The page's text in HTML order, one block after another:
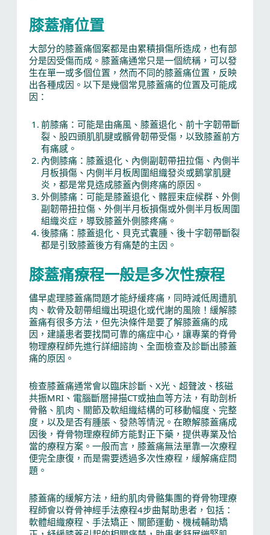
膝蓋痛位置
大部分的膝蓋痛個案都是由累積損傷所造成，也有部
分是因受傷而成。膝蓋痛通常只是一個統稱，可以發
生在單一或多個位置，然而不同的膝蓋痛位置，反映
出各種成因。以下是幾個常見膝蓋痛的位置及可能成
因：
前膝痛：可能是由痛風、膝蓋退化、前十字韌帶斷
裂、股四頭肌肌腱或髕骨韌帶受傷，以致膝蓋前方
有痛感。
內側膝痛：膝蓋退化、內側副韌帶扭拉傷、內側半
月板損傷、内側半月板周圍組織發炎或鵝掌肌腱
炎，都是常見造成膝蓋內側疼痛的原因。
外側膝痛：可能是膝蓋退化、髂脛束症候群、外側
副韌帶扭拉傷、外側半月板損傷或外側半月板周圍
組織炎症，導致膝蓋外側膝疼痛。
後膝痛：膝蓋退化、貝克式囊腫、後十字韌帶斷裂
都是引致膝蓋後方有痛楚的主因。
膝蓋痛療程一般是多次性療程
儘早處理膝蓋痛問題才能紓緩疼痛，同時減低周遭肌
肉、軟骨及韌帶組織出現退化或代謝的風險！緩解膝
蓋痛有很多方法，但先決條件是要了解膝蓋痛的成
因，建議患者要找間可靠的痛症中心，讓專業的脊骨
物理療程師先進行詳細諮詢、全面檢查及診斷出膝蓋
痛的原因。
檢查膝蓋痛通常會以臨床診斷、X光、超聲波、核磁
共振MRI、電腦斷層掃描CT或抽血等方法，有助剖析
骨骼、肌肉、關節及軟組織結構的可移動幅度、完整
度，以及是否有腫脹、發熱等情況。在瞭解膝蓋痛成
因後，脊骨物理療程師方能對正下藥，提供專業及恰
當的療程方案。一般而言，膝蓋痛無法單靠一次療程
便完全康復，而是需要透過多次性療程，緩解痛症問
題。
膝蓋痛的緩解方法，紐約肌肉骨骼集團的脊骨物理療
程師會以脊骨神經手法療程4步曲幫助患者，包括：
軟體組織療程、手法矯正、關節運動、機械輔助矯